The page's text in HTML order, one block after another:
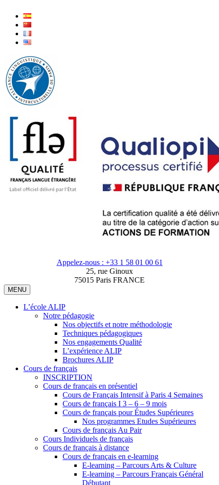
Appelez-nous : +33 1 58 01 00 61
25, rue Ginoux
75015 Paris FRANCE
MENU
L’école ALIP
Notre pédagogie
Nos objectifs et notre méthodologie
Techniques pédagogiques
Nos engagements Qualité
L’expérience ALIP
Brochures ALIP
Cours de français
INSCRIPTION
Cours de français en présentiel
Cours de Français Intensif à Paris 4 Semaines
Cours de français I 3 – 6 – 9 mois
Cours de français pour Études Supérieures
Nos programmes Etudes Supérieures
Cours de français Au Pair
Cours Individuels de français
Cours de français à distance
Cours de français en e-learning
E-learning – Parcours Arts & Culture
E-learning – Parcours Français Général
Débutant